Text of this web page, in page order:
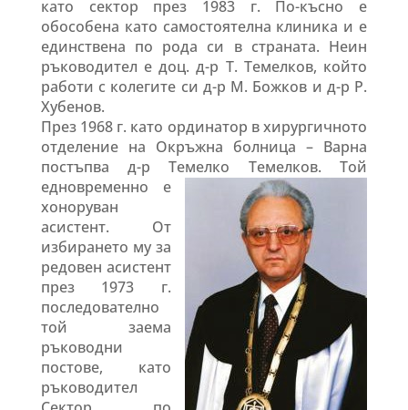
като сектор през 1983 г. По-късно е
обособена като самостоятелна клиника и е
единствена по рода си в страната. Неин
ръководител е доц. д-р Т. Темелков, който
работи с колегите си д-р М. Божков и д-р Р.
Хубенов.
През 1968 г. като ординатор в хирургичното
отделение на Окръжна болница – Варна
постъпва д-р Темелко Темелков. Той
едновременно е
хоноруван
асистент. От
избирането му за
редовен асистент
през 1973 г.
последователно
той заема
ръководни
постове, като
ръководител